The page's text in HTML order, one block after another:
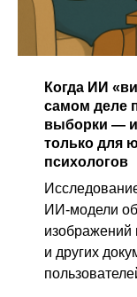
Когда ИИ
самом деле
выборки — и
только для
психологов
ИИ-модели
изображений
и других